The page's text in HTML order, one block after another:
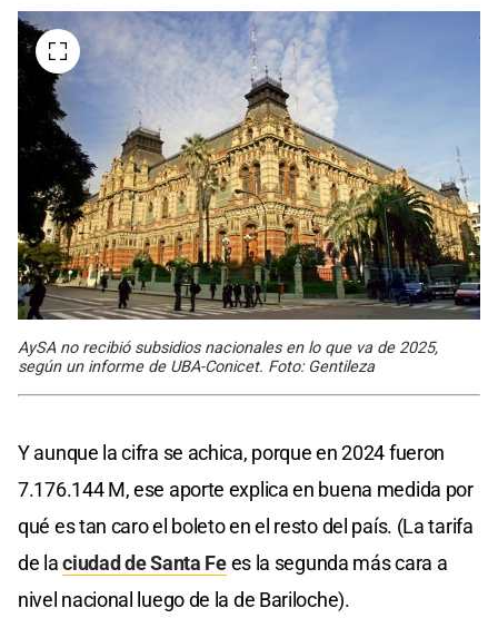
AySA no recibió subsidios nacionales en lo que va de 2025,
según un informe de UBA-Conicet. Foto: Gentileza
Y aunque la cifra se achica, porque en 2024 fueron
7.176.144 M, ese aporte explica en buena medida por
qué es tan caro el boleto en el resto del país. (La tarifa
de laciudad de Santa Fees la segunda más cara a
nivel nacional luego de la de Bariloche).